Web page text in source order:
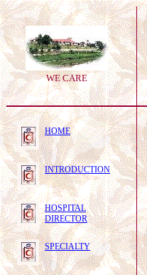
HOME
INTRODUCTION
HOSPITAL
DIRECTOR
SPECIALTY
WE CARE